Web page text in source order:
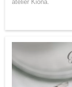
atelier Kiona.